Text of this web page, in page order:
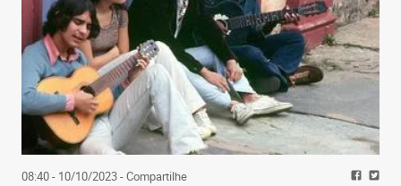
08:40 - 10/10/2023- Compartilhe